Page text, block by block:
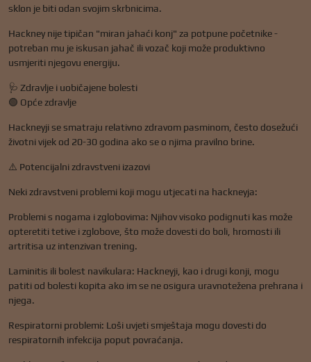
sklon je biti odan svojim skrbnicima.
Hackney nije tipičan "miran jahaći konj" za potpune početnike -
potreban mu je iskusan jahač ili vozač koji može produktivno
usmjeriti njegovu energiju.
🩺 Zdravlje i uobičajene bolesti
🟢 Opće zdravlje
Hackneyji se smatraju relativno zdravom pasminom, često dosežući
životni vijek od 20-30 godina ako se o njima pravilno brine.
⚠️ Potencijalni zdravstveni izazovi
Neki zdravstveni problemi koji mogu utjecati na hackneyja:
Problemi s nogama i zglobovima: Njihov visoko podignuti kas može
opteretiti tetive i zglobove, što može dovesti do boli, hromosti ili
artritisa uz intenzivan trening.
Laminitis ili bolest navikulara: Hackneyji, kao i drugi konji, mogu
patiti od bolesti kopita ako im se ne osigura uravnotežena prehrana i
njega.
Respiratorni problemi: Loši uvjeti smještaja mogu dovesti do
respiratornih infekcija poput povraćanja.